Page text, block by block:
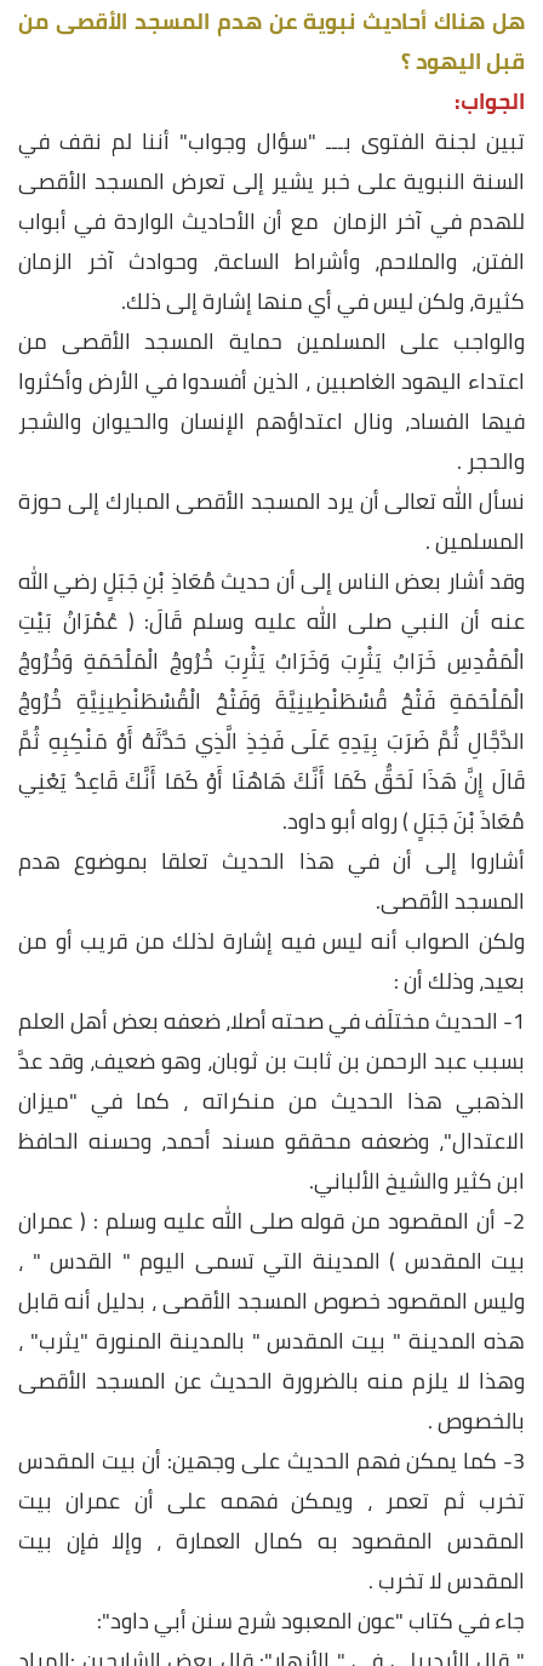
هل هناك أحاديث نبوية عن هدم المسجد الأقصى من
قبل اليهود ؟
الجواب:
تبين لجنة الفتوى بـــ "سؤال وجواب" أننا لم نقف في
السنة النبوية على خبر يشير إلى تعرض المسجد الأقصى
للهدم في آخر الزمان مع أن الأحاديث الواردة في أبواب
الفتن، والملاحم، وأشراط الساعة، وحوادث آخر الزمان
كثيرة، ولكن ليس في أي منها إشارة إلى ذلك.
والواجب على المسلمين حماية المسجد الأقصى من
اعتداء اليهود الغاصبين ، الذين أفسدوا في الأرض وأكثروا
فيها الفساد، ونال اعتداؤهم الإنسان والحيوان والشجر
والحجر .
نسأل الله تعالى أن يرد المسجد الأقصى المبارك إلى حوزة
المسلمين .
وقد أشار بعض الناس إلى أن حديث مُعَاذِ بْنِ جَبَلٍ رضي الله
عنه أن النبي صلى الله عليه وسلم قَالَ: ( عُمْرَانُ بَيْتِ
الْمَقْدِسِ خَرَابُ يَثْرِبَ وَخَرَابُ يَثْرِبَ خُرُوجُ الْمَلْحَمَةِ وَخُرُوجُ
الْمَلْحَمَةِ فَتْحُ قُسْطَنْطِينِيَّةَ وَفَتْحُ الْقُسْطَنْطِينِيَّةِ خُرُوجُ
الدَّجَّالِ ثُمَّ ضَرَبَ بِيَدِهِ عَلَى فَخِذِ الَّذِي حَدَّثَهُ أَوْ مَنْكِبِهِ ثُمَّ
قَالَ إِنَّ هَذَا لَحَقٌّ كَمَا أَنَّكَ هَاهُنَا أَوْ كَمَا أَنَّكَ قَاعِدٌ يَعْنِي
مُعَاذَ بْنَ جَبَلٍ ) رواه أبو داود.
أشاروا إلى أن في هذا الحديث تعلقا بموضوع هدم
المسجد الأقصى.
ولكن الصواب أنه ليس فيه إشارة لذلك من قريب أو من
بعيد، وذلك أن :
1- الحديث مختلَف في صحته أصلا، ضعفه بعض أهل العلم
بسبب عبد الرحمن بن ثابت بن ثوبان، وهو ضعيف، وقد عدَّ
الذهبي هذا الحديث من منكراته ، كما في "ميزان
الاعتدال"، وضعفه محققو مسند أحمد، وحسنه الحافظ
ابن كثير والشيخ الألباني.
2- أن المقصود من قوله صلى الله عليه وسلم : ( عمران
بيت المقدس ) المدينة التي تسمى اليوم " القدس " ،
وليس المقصود خصوص المسجد الأقصى ، بدليل أنه قابل
هذه المدينة " بيت المقدس " بالمدينة المنورة "يثرب" ،
وهذا لا يلزم منه بالضرورة الحديث عن المسجد الأقصى
بالخصوص .
3- كما يمكن فهم الحديث على وجهين: أن بيت المقدس
تخرب ثم تعمر ، ويمكن فهمه على أن عمران بيت
المقدس المقصود به كمال العمارة ، وإلا فإن بيت
المقدس لا تخرب .
جاء في كتاب "عون المعبود شرح سنن أبي داود":